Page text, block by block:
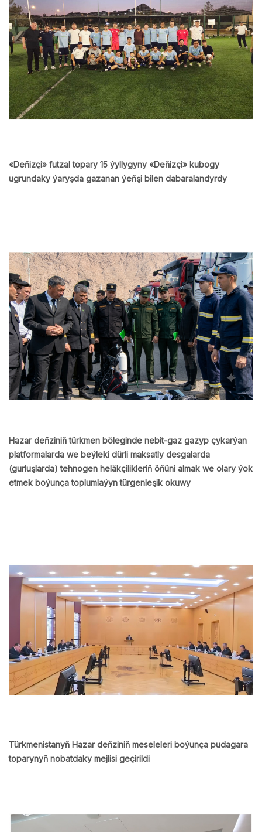
«Deňizçi» futzal topary 15 ýyllygyny «Deňizçi» kubogy
ugrundaky ýaryşda gazanan ýeňşi bilen dabaralandyrdy
Hazar deňziniň türkmen böleginde nebit-gaz gazyp çykarýan
platformalarda we beýleki dürli maksatly desgalarda
(gurluşlarda) tehnogen heläkçilikleriň öňüni almak we olary ýok
etmek boýunça toplumlaýyn türgenleşik okuwy
Türkmenistanyň Hazar deňziniň meseleleri boýunça pudagara
toparynyň nobatdaky mejlisi geçirildi